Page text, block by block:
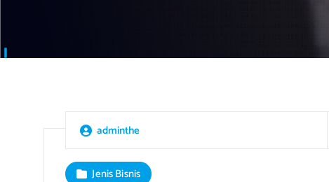
adminthe
Jenis Bisnis